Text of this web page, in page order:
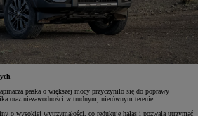
paska o większej mocy przyczyniło się do poprawy
oraz niezawodności w trudnym, nierównym terenie.
o wysokiej wytrzymałości, co redukuje hałas i pozwala utrzymać